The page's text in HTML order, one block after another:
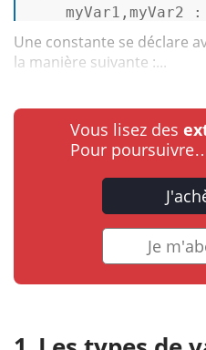
myVar1,myVar2 :
Une constante se déclare
la manière suivante :...
Vous lisez des
Pour
Je